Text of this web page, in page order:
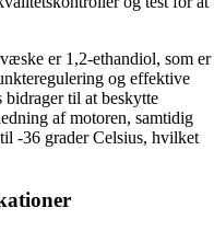
er 1,2-ethandiol, som er
og effektive
bidrager til at beskytte
af motoren, samtidig
-36 grader Celsius, hvilket